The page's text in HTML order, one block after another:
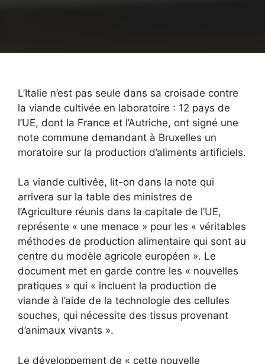
L’Italie n’est pas seule dans sa croisade contre
la viande cultivée en laboratoire : 12 pays de
l’UE, dont la France et l’Autriche, ont signé une
note commune demandant à Bruxelles un
moratoire sur la production d’aliments artificiels.
La viande cultivée, lit-on dans la note qui
arrivera sur la table des ministres de
l’Agriculture réunis dans la capitale de l’UE,
représente « une menace » pour les « véritables
méthodes de production alimentaire qui sont au
centre du modèle agricole européen ». Le
document met en garde contre les « nouvelles
pratiques » qui « incluent la production de
viande à l’aide de la technologie des cellules
souches, qui nécessite des tissus provenant
d’animaux vivants ».
Le développement de « cette nouvelle